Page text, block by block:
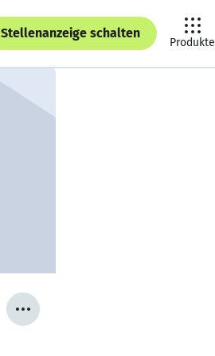
Stellenanzeige schalten
Produkte